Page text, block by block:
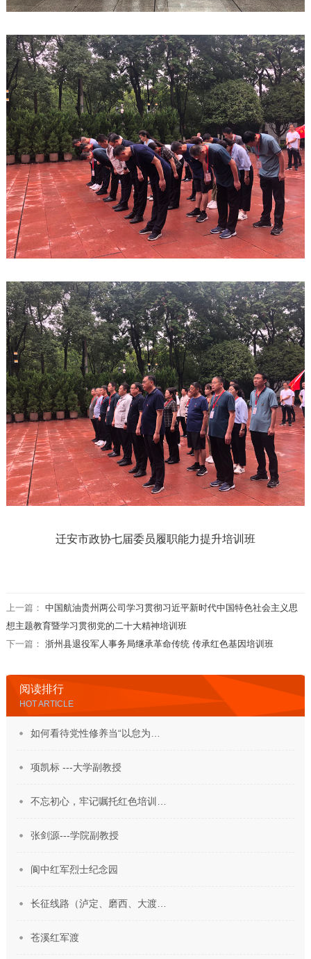
迁安市政协七届委员履职能力提升培训班
上一篇： 中国航油贵州两公司学习贯彻习近平新时代中国特色社会主义思
想主题教育暨学习贯彻党的二十大精神培训班
下一篇： 浙州县退役军人事务局继承革命传统 传承红色基因培训班
阅读排行
HOT ARTICLE
如何看待党性修养当“以怠为…
项凯标 ---大学副教授
不忘初心，牢记嘱托红色培训…
张剑源---学院副教授
阆中红军烈士纪念园
长征线路（泸定、磨西、大渡…
苍溪红军渡